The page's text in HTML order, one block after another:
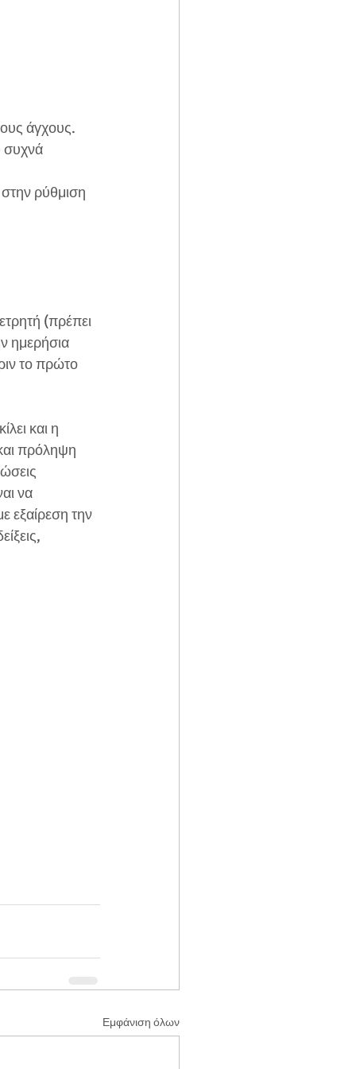
άγχους.
συχνά
ρύθμιση
(πρέπει
ημερήσια
το πρώτο
και η
πρόληψη
να
εξαίρεση την
Εμφάνιση όλων